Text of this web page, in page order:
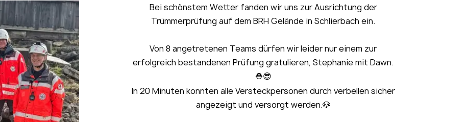
Bei schönstem Wetter fanden wir uns zur Ausrichtung der
Trümmerprüfung auf dem BRH Gelände in Schlierbach ein.
Von 8 angetretenen Teams dürfen wir leider nur einem zur
erfolgreich bestandenen Prüfung gratulieren, Stephanie mit Dawn.
⛑️😎
In 20 Minuten konnten alle Versteckpersonen durch verbellen sicher
angezeigt und versorgt werden.🐶